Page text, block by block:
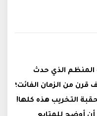
المنظم الذي حدث
من الزمان الفائت؛
التخريب هذه كلها!